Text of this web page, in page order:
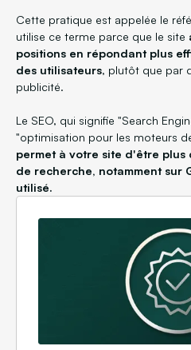
Cette pratique est appelée le
utilise ce terme parce que le site
positions en répondant plus
des utilisateurs, plutôt que par
publicité.
Le SEO, qui signifie "Search
"optimisation pour les moteurs
permet à votre site d'être plus
de recherche, notamment sur
utilisé.